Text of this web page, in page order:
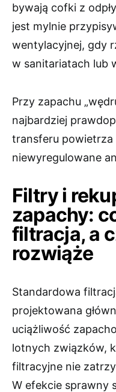
bywają cofki z
jest mylnie
wentylacyjnej, gdy
w sanitariatach lub
Przy zapachu
najbardziej
transferu
niewyregulowane
Filtry i
zapachy:
filtracja, a
rozwiąże
Standardowa
projektowana
uciążliwość
lotnych związków,
filtracyjne nie
W efekcie sprawny